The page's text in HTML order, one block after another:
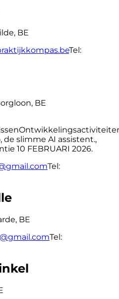
BE
Tel:
BE
de slimme AI assistent.,
10 FEBRUARI 2026.
Tel:
BE
Tel: